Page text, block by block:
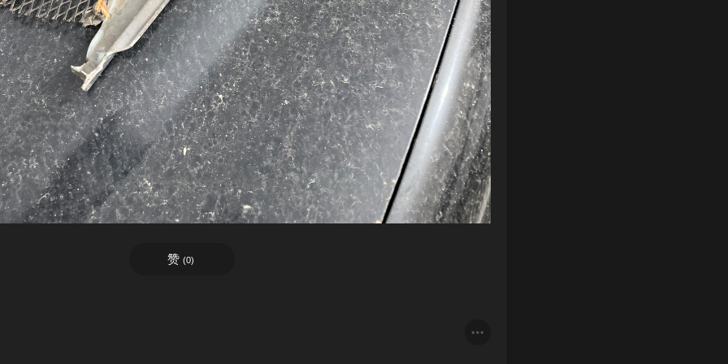
赞 (0)